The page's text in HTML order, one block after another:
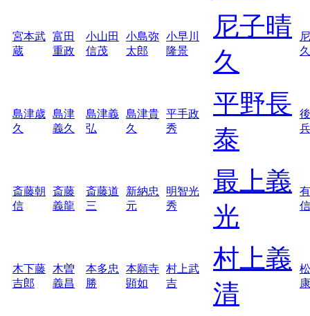
宮本武
蔵
富田
重政
小山田
信茂
小島弥
太郎
小早川
隆景
尼子晴
久
久
島津歳
久
島津
義久
島津義
弘
島津貴
久
平手政
秀
平野長
泰
斎藤朝
信
斎藤
義龍
斎藤道
三
新納忠
元
明智光
秀
最上義
光
信
木下藤
吉郎
木曽
義昌
本多忠
勝
本願寺
顕如
村上武
吉
村上義
清
康